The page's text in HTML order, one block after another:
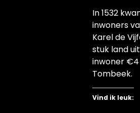
In 1532
inwoners
Karel de
stuk land
inwoner €4
Tombeek.
Vind ik leuk: